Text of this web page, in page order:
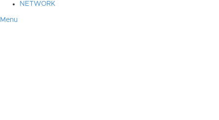
NETWORK
Menu